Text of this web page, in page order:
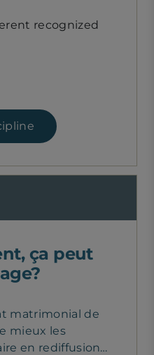
recognized
ça peut
matrimonial de
mieux les
en rediffusion